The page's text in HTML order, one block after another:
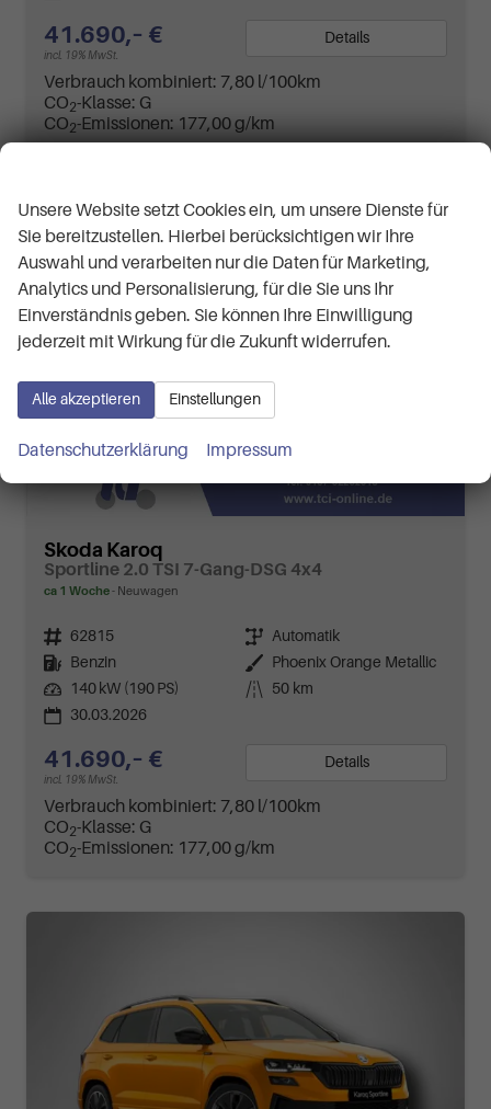
41.690,– €
incl. 19% MwSt.
Details
Verbrauch kombiniert: 7,80 l/100km
CO2-Klasse: G
CO2-Emissionen: 177,00 g/km
Skoda Karoq
Sportline 2.0 TSI 7-Gang-DSG 4x4
ca 1 Woche Neuwagen
Fahrzeugnr. 62815 Getriebe Automatik
Kraftstoff
Benzin Außenfarbe
Phoenix Orange Metallic
Leistung
140 kW (190 PS) Kilometerstand
50 km
30.03.2026
41.690,– €
incl. 19% MwSt.
Details
Verbrauch kombiniert: 7,80 l/100km
CO2-Klasse: G
CO2-Emissionen: 177,00 g/km
Unsere Website setzt Cookies ein, um unsere Dienste für
Sie bereitzustellen. Hierbei berücksichtigen wir Ihre
Auswahl und verarbeiten nur die Daten für Marketing,
Analytics und Personalisierung, für die Sie uns Ihr
Einverständnis geben. Sie können Ihre Einwilligung
jederzeit mit Wirkung für die Zukunft widerrufen.
Alle akzeptieren Einstellungen
Datenschutzerklärung Impressum